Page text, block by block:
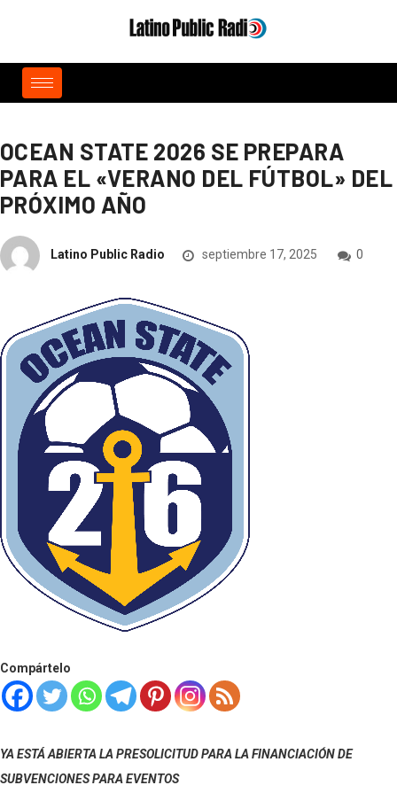
OCEAN STATE 2026 SE PREPARA
PARA EL «VERANO DEL FÚTBOL» DEL
PRÓXIMO AÑO
Latino Public Radio septiembre 17, 2025 0
Compártelo
YA ESTÁ ABIERTA LA PRESOLICITUD PARA LA FINANCIACIÓN DE
SUBVENCIONES PARA EVENTOS